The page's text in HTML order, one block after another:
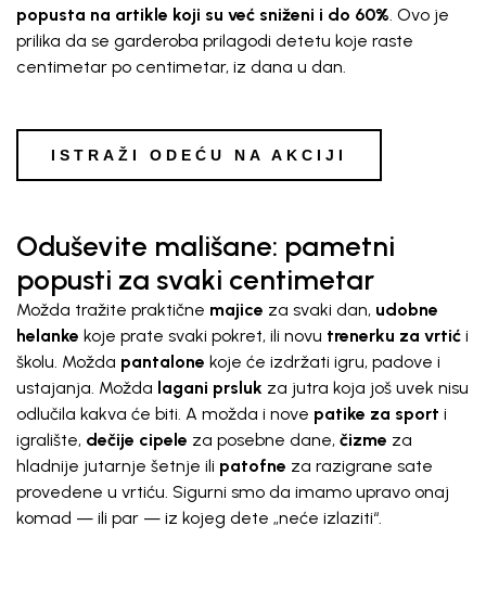
popusta na artikle koji su već sniženi i do 60% . Ovo je
prilika da se garderoba prilagodi detetu koje raste
centimetar po centimetar, iz dana u dan.
ISTRAŽI ODEĆU NA AKCIJI
Oduševite mališane: pametni
popusti za svaki centimetar
Možda tražite praktične majice za svaki dan, udobne
helanke koje prate svaki pokret, ili novu trenerku za vrtić i
školu. Možda pantalone koje će izdržati igru, padove i
ustajanja. Možda lagani prsluk za jutra koja još uvek nisu
odlučila kakva će biti. A možda i nove patike za sport i
igralište, dečije cipele za posebne dane, čizme za
hladnije jutarnje šetnje ili patofne za razigrane sate
provedene u vrtiću. Sigurni smo da imamo upravo onaj
komad — ili par — iz kojeg dete „neće izlaziti“.